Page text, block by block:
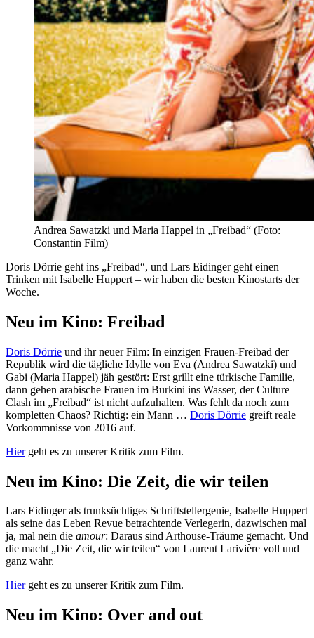
Andrea Sawatzki und Maria Happel in „Freibad“ (Foto:
Constantin Film)
Doris Dörrie geht ins „Freibad“, und Lars Eidinger geht einen
Trinken mit Isabelle Huppert – wir haben die besten Kinostarts der
Woche.
Neu im Kino: Freibad
Doris Dörrie und ihr neuer Film: In einzigen Frauen-Freibad der
Republik wird die tägliche Idylle von Eva (Andrea Sawatzki) und
Gabi (Maria Happel) jäh gestört: Erst grillt eine türkische Familie,
dann gehen arabische Frauen im Burkini ins Wasser, der Culture
Clash im „Freibad“ ist nicht aufzuhalten. Was fehlt da noch zum
kompletten Chaos? Richtig: ein Mann … Doris Dörrie greift reale
Vorkommnisse von 2016 auf.
Hiergeht es zu unserer Kritik zum Film.
Neu im Kino: Die Zeit, die wir teilen
Lars Eidinger als trunksüchtiges Schriftstellergenie, Isabelle Huppert
als seine das Leben Revue betrachtende Verlegerin, dazwischen mal
ja, mal nein die amour: Daraus sind Arthouse-Träume gemacht. Und
die macht „Die Zeit, die wir teilen“ von Laurent Larivière voll und
ganz wahr.
Hiergeht es zu unserer Kritik zum Film.
Neu im Kino: Over and out